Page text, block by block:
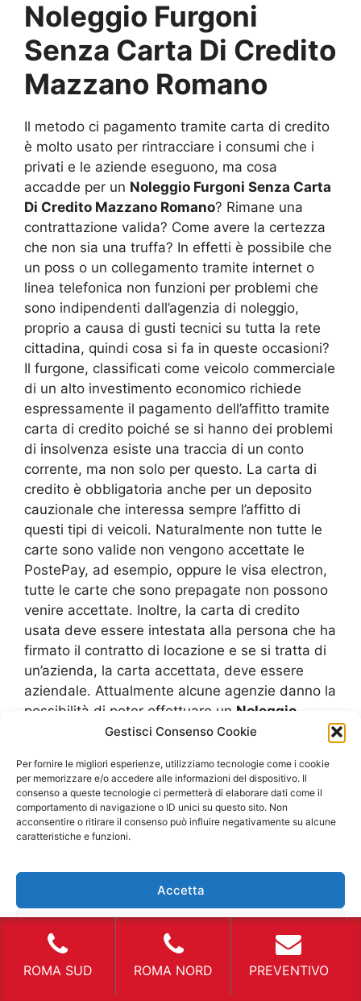
Gestisci Consenso Cookie
Per fornire le migliori esperienze, utilizziamo tecnologie come i cookie
per memorizzare e/o accedere alle informazioni del dispositivo. Il
consenso a queste tecnologie ci permetterà di elaborare dati come il
comportamento di navigazione o ID unici su questo sito. Non
acconsentire o ritirare il consenso può influire negativamente su alcune
caratteristiche e funzioni.
Accetta
Visualizza le preferenze
Noleggio Furgoni
Senza Carta Di Credito
Mazzano Romano
Il metodo ci pagamento tramite carta di credito
è molto usato per rintracciare i consumi che i
privati e le aziende eseguono, ma cosa
accadde per un Noleggio Furgoni Senza Carta
Di Credito Mazzano Romano? Rimane una
contrattazione valida? Come avere la certezza
che non sia una truffa? In effetti è possibile che
un poss o un collegamento tramite internet o
linea telefonica non funzioni per problemi che
sono indipendenti dall’agenzia di noleggio,
proprio a causa di gusti tecnici su tutta la rete
cittadina, quindi cosa si fa in queste occasioni?
Il furgone, classificati come veicolo commerciale
di un alto investimento economico richiede
espressamente il pagamento dell’affitto tramite
carta di credito poiché se si hanno dei problemi
di insolvenza esiste una traccia di un conto
corrente, ma non solo per questo. La carta di
credito è obbligatoria anche per un deposito
cauzionale che interessa sempre l’affitto di
questi tipi di veicoli. Naturalmente non tutte le
carte sono valide non vengono accettate le
PostePay, ad esempio, oppure le visa electron,
tutte le carte che sono prepagate non possono
venire accettate. Inoltre, la carta di credito
usata deve essere intestata alla persona che ha
firmato il contratto di locazione e se si tratta di
un’azienda, la carta accettata, deve essere
aziendale. Attualmente alcune agenzie danno la
possibilità di poter effettuare un Noleggio
Furgoni Senza Carta Di Credito Mazzano
che variano anche da cliente a cliente e,
soprattutto, da veicolo a veicolo. Nel senso che
per i veicoli molto costosi, di ultima
immatricolazione oppure a emissioni zero, è
senso che si paga solo con carta di credito ma
Noleggio Furgoni Senza Carta Di Credito
Mazzano Romanodi altri modelli è possibile. I
metodi di pagamento alternativi possono essere
cash e mai tramite assegno, questo è una
richiesta chiara in tutte le agenzie di noleggio.
Proprio perché si devono tutelare per clienti che
ROMA SUD ROMA NORD PREVENTIVO